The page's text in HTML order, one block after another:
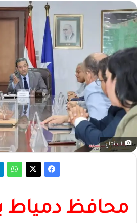
الاجتماع
محافظ دمياط